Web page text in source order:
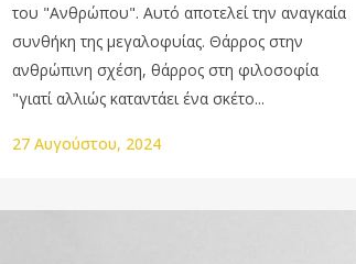
του "Ανθρώπου". Αυτό αποτελεί την αναγκαία
συνθήκη της μεγαλοφυίας. Θάρρος στην
ανθρώπινη σχέση, θάρρος στη φιλοσοφία
"γιατί αλλιώς καταντάει ένα σκέτο...
27 Αυγούστου, 2024